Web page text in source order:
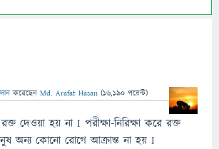
করেছেন Md. Arafat Hasan (16,190 পয়েন্ট)
দেওয়া হয় না I পরীক্ষা-নিরিক্ষা করে রক্ত
অন্য কোনো রোগে আক্রান্ত না হয় I